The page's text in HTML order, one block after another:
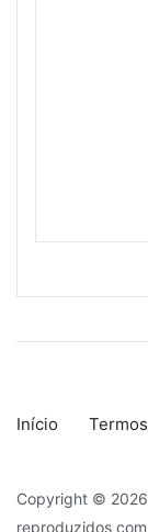
Início
Copyright ©
reproduzidos